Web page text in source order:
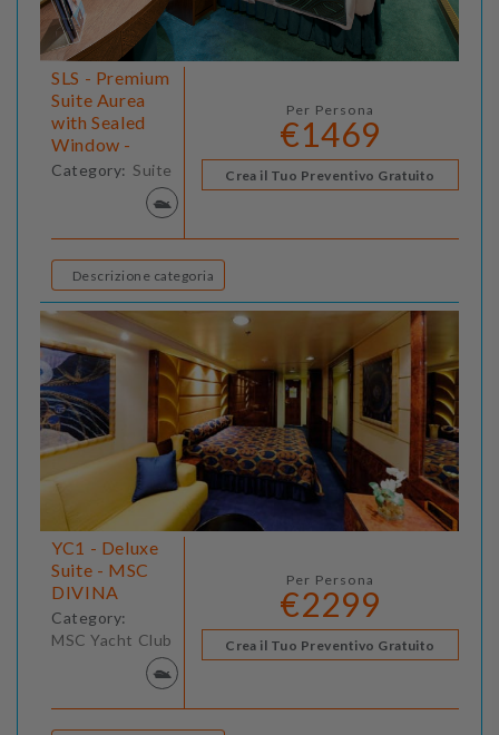
SLS - Premium
Suite Aurea
with Sealed
Window -
Category: Suite
Per Persona
€1469
Crea il Tuo Preventivo Gratuito
Descrizione categoria
YC1 - Deluxe
Suite - MSC
DIVINA
Category:
MSC Yacht Club
Per Persona
€2299
Crea il Tuo Preventivo Gratuito